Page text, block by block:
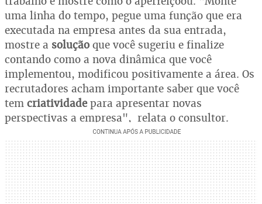
uma linha do tempo, pegue uma função que era
executada na empresa antes da sua entrada,
mostre a solução que você sugeriu e finalize
contando como a nova dinâmica que você
implementou, modificou positivamente a área. Os
recrutadores acham importante saber que você
tem criatividadepara apresentar novas
perspectivas a empresa", relata o consultor.